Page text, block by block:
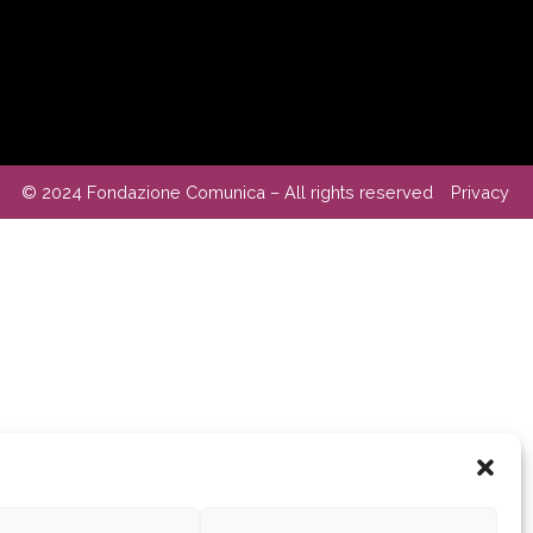
© 2024 Fondazione Comunica – All rights reserved Privacy